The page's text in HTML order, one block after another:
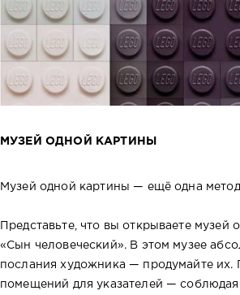
МУЗЕЙ ОДНОЙ КАРТИНЫ
Музей одной картины — ещё одна
Представьте, что вы открываете
«Сын человеческий». В этом музее
послания художника — продумайте
помещений для указателей —